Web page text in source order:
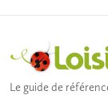
Le guide de